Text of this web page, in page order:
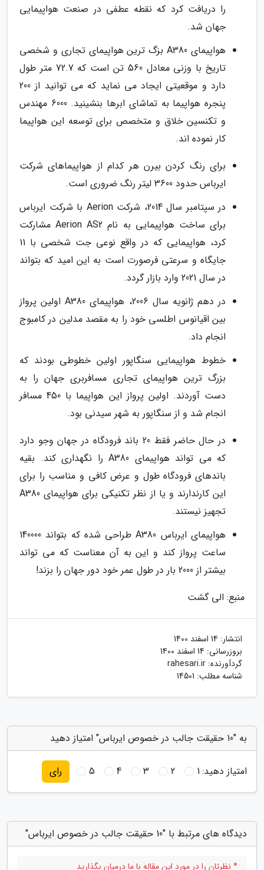
را دریافت کرد که نقطه عطفی در صنعت هواپیمایی
جهان شد.
هواپیمای A380 بزگ ترین هواپیمای تجاری و شخصی
تاریخ با وزنی معادل 560 تن است که 72.7 متر طول
دارد و موقعیتی ایجاد می نماید که می توانید از 200
پنجره هواپیما به تماشای ابرها بنشینید. 6000 مهندس
و تکنسین خلاق و متخصص برای توسعه این هواپیما
کار نموده اند.
برای رنگ کردن بیرن هر کدام از هواپیماهای شرکت
ایرباس حدود 3600 لیتر رنگ ضروری است.
در سپتامبر سال 2014، شرکت Aerion با شرکت ایرباس
برای ساخت هواپیمایی به نام Aerion AS2 مشارکت
کرد، هواپیمایی که در واقع نوعی جت شخصی با 11
جایگاه و سرعتی فرصورت است به این امید که بتواند
در سال 2021 وارد بازار گردد.
در دهم ژانویه سال 2006، هواپیمای A380 اولین پرواز
بین اقیانوس اطلسی خود را به مقصد مدلین در کامبوج
انجام داد.
خطوط هواپیمایی سنگاپور اولین خطوطی بودند که
بزرگ ترین هواپیمای تجاری مسافربری جهان را به
دست آوردند. اولین پرواز این هواپیما با 450 مسافر
انجام شد و از سنگاپور به شهر سیدنی بود.
در حال حاضر فقط 20 باند فرودگاه در جهان وجو دارد
که می تواند هواپیمای A380 را نگهداری کند. بقیه
باندهای فرودگاه طول و عرض کافی و مناسب را برای
این کارندارند و یا از نظر تکنیکی برای هواپیمای A380
تجهیز نیستند.
هواپیمای ایرباس A380 طراحی شده که بتواند 140000
ساعت پرواز کند و این به آن معناست که می تواند
بیشتر از 2000 بار در طول عمر خود دور جهان را بزند!
منبع: الی گشت
انتشار: 14 اسفند 1400
بروزرسانی: 14 اسفند 1400
گردآورنده: rahesari.ir
شناسه مطلب: 14501
به "10 حقیقت جالب در خصوص ایرباس" امتیاز دهید
امتیاز دهید:1
2
3
4
5 رای
دیدگاه های مرتبط با "10 حقیقت جالب در خصوص ایرباس"
* نظرتان را در مورد این مقاله با ما درمیان بگذارید